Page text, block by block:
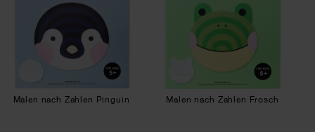
Malen nach Zahlen Pinguin Malen nach Zahlen Frosch